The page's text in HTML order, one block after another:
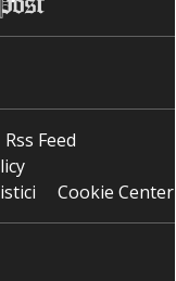
Rss Feed
Cookie Center